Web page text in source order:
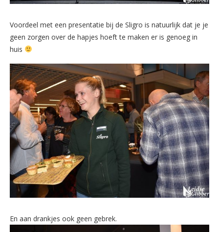
Voordeel met een presentatie bij de Sligro is natuurlijk dat je je
geen zorgen over de hapjes hoeft te maken er is genoeg in
huis
En aan drankjes ook geen gebrek.